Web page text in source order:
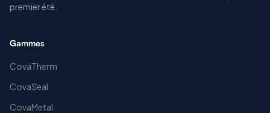
premier été.
Gammes
CovaTherm
CovaSeal
CovaMetal